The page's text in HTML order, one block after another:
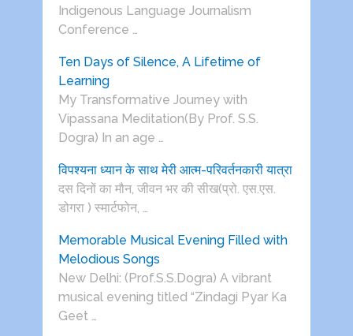
Indigenous Language Journalism
Conference …
Ten Days of Silence, A Lifetime of
Learning
My Transformative Journey with
Vipassana Meditation(By Prof. S.S.
Dogra) In an age …
विपश्यना ध्यान के साथ मेरी आत्म-परिवर्तनकारी यात्रा
दस दिनों का मौन, जीवन भर की सीख(प्रो. एस.एस.
डोगरा ) स्मार्टफोन, …
Memorable Musical Evening Filled with
Melodious Songs
New Delhi: (Prof.S.S.Dogra) A vibrant
musical evening titled “Zindagi Pyar Ka
Geet …